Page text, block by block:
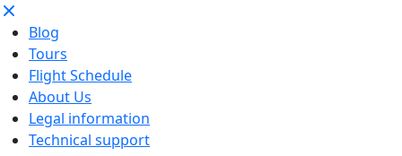
Blog
Tours
Flight Schedule
About Us
Legal information
Technical support